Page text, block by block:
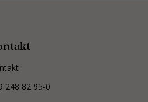
248 82 95-0